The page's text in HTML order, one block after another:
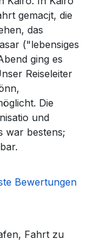
gemacjt, die
das
("lebensiges
ging es
Reiseleiter
Die
und
war bestens;
Bewertungen
Fahrt zu